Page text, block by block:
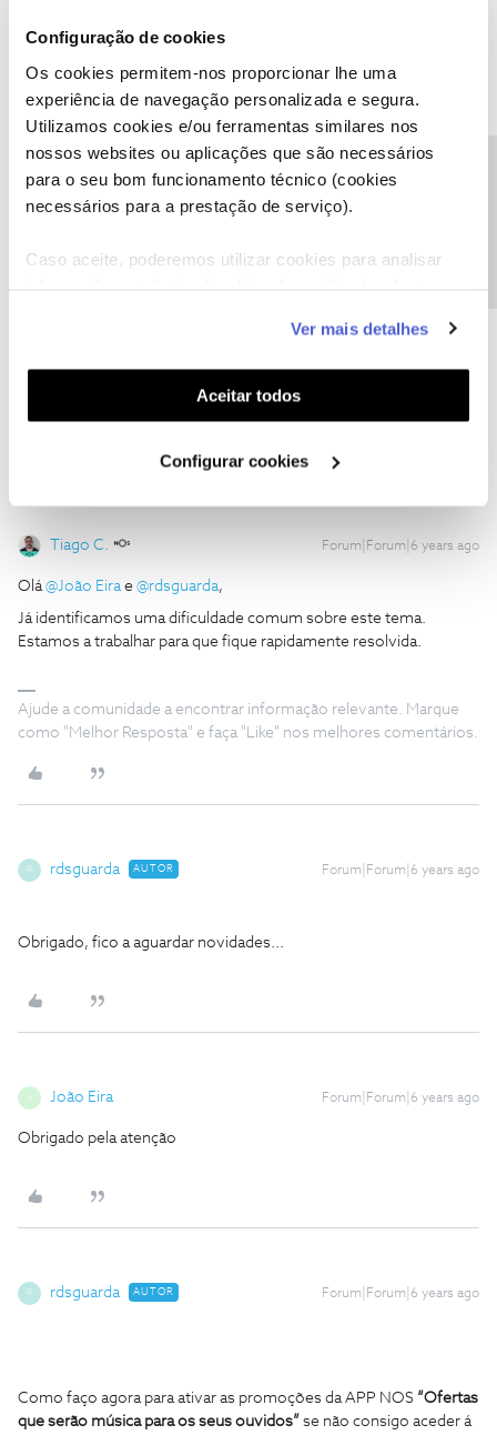
Configuração de cookies
Os cookies permitem-nos proporcionar lhe uma
experiência de navegação personalizada e segura.
Utilizamos cookies e/ou ferramentas similares nos
nossos websites ou aplicações que são necessários
para o seu bom funcionamento técnico (cookies
necessários para a prestação de serviço).
Caso aceite, poderemos utilizar cookies para analisar
funcionalidades (cookies de personalização e
funcionalidade) e adaptar anúncios aos seus interesses
(cookies de publicidade personalizada). Pode gerir a
utilização dos cookies clicando em "Configurar
Ver mais detalhes
Aceitar todos
Configurar cookies
Olá ,
Quando saiu a aplicação eu já tinha este tmv e nunca tive
problemas, só se foi alguma atualização feita recentemente que
tenha criado alguma incompatibilidade...
a mim também me aconteceu o mesmo… enquanto a NOS não
encontra solução podes usar na mesma a aplicação, saltando logo
Tiago C. Forum|Forum|6 years ago
Olá@João Eirae @rdsguarda,
Já identificamos uma dificuldade comum sobre este tema.
Estamos a trabalhar para que fique rapidamente resolvida.
Ajude a comunidade a encontrar informação relevante. Marque
como "Melhor Resposta" e faça "Like" nos melhores comentários.
R rdsguarda AUTOR Forum|Forum|6 years ago
Obrigado, fico a aguardar novidades...
João Eira Forum|Forum|6 years ago
Obrigado pela atenção
R rdsguarda AUTOR Forum|Forum|6 years ago
Como faço agora para ativar as promoções da APP NOS “Ofertas
que serão música para os seus ouvidos” se não consigo aceder á